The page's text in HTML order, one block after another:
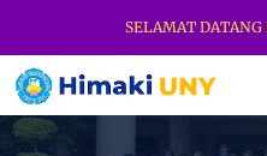
SELAMAT DATANG